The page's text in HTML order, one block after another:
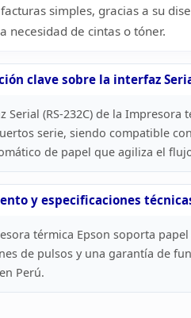
simples, gracias a su
necesidad de cintas o tóner.
clave sobre la interfaz
Serial (RS-232C) de la Impresora
serie, siendo compatible
de papel que agiliza el
y especificaciones
térmica Epson soporta
de pulsos y una garantía de
Perú.